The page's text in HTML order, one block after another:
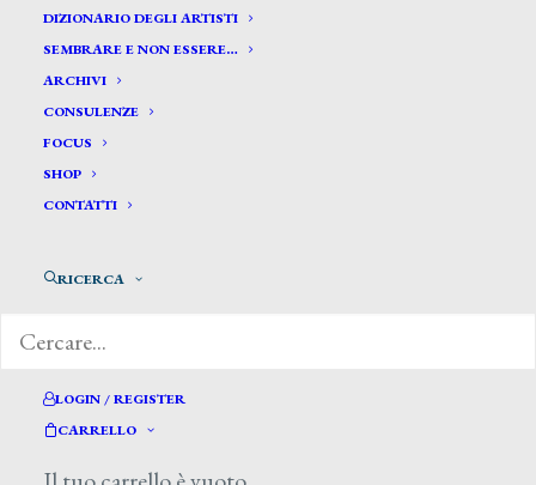
DIZIONARIO DEGLI ARTISTI
SEMBRARE E NON ESSERE…
ARCHIVI
CONSULENZE
FOCUS
SHOP
CONTATTI
RICERCA
LOGIN / REGISTER
CARRELLO
Simonetti Raimondo*
SIMONETTI RAIMONDO
secolo
napoletane fra il 1862 e il 1875. Attratto dagli